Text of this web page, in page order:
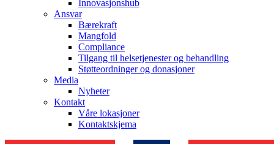
Innovasjonshub
Ansvar
Bærekraft
Mangfold
Compliance
Tilgang til helsetjenester og behandling
Støtteordninger og donasjoner
Media
Nyheter
Kontakt
Våre lokasjoner
Kontaktskjema